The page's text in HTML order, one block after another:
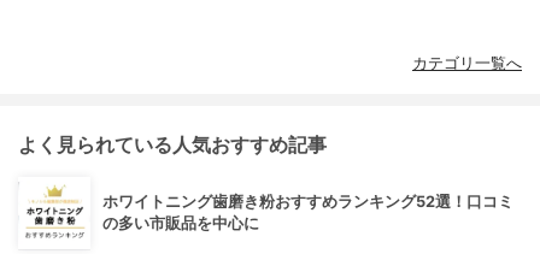
カテゴリ一覧へ
よく見られている人気おすすめ記事
ホワイトニング歯磨き粉おすすめランキング52選！口コミ
の多い市販品を中心に